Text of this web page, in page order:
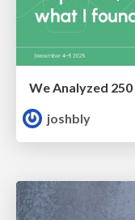
joshbly